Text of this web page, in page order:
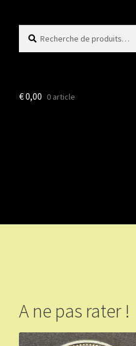
pour :
€0,00 0 article
A ne pas rater !